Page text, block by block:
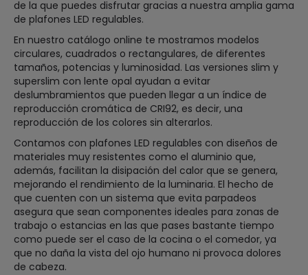
de la que puedes disfrutar gracias a nuestra amplia gama
de plafones LED regulables.
En nuestro catálogo online te mostramos modelos
circulares, cuadrados o rectangulares, de diferentes
tamaños, potencias y luminosidad. Las versiones slim y
superslim con lente opal ayudan a evitar
deslumbramientos que pueden llegar a un índice de
reproducción cromática de CRI92, es decir, una
reproducción de los colores sin alterarlos.
Contamos con plafones LED regulables con diseños de
materiales muy resistentes como el aluminio que,
además, facilitan la disipación del calor que se genera,
mejorando el rendimiento de la luminaria. El hecho de
que cuenten con un sistema que evita parpadeos
asegura que sean componentes ideales para zonas de
trabajo o estancias en las que pases bastante tiempo
como puede ser el caso de la cocina o el comedor, ya
que no daña la vista del ojo humano ni provoca dolores
de cabeza.